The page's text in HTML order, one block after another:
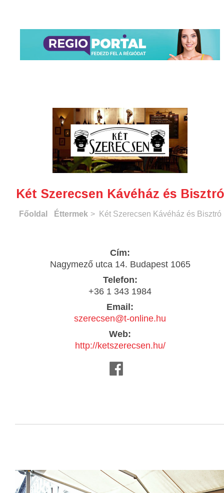
Két Szerecsen Kávéház és Bisztró
Főoldal Éttermek > Két Szerecsen Kávéház és Bisztró
Cím:
Nagymező utca 14. Budapest 1065
Telefon:
+36 1 343 1984
Email:
szerecsen@t-online.hu
Web:
http://ketszerecsen.hu/